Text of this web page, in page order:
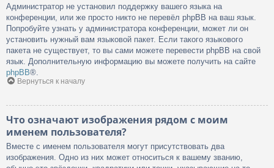
Администратор не установил поддержку вашего языка на
конференции, или же просто никто не перевёл phpBB на ваш язык.
Попробуйте узнать у администратора конференции, может ли он
установить нужный вам языковой пакет. Если такого языкового
пакета не существует, то вы сами можете перевести phpBB на свой
язык. Дополнительную информацию вы можете получить на сайте
phpBB®.
Вернуться к началу
Что означают изображения рядом с моим
именем пользователя?
Вместе с именем пользователя могут присутствовать два
изображения. Одно из них может относиться к вашему званию,